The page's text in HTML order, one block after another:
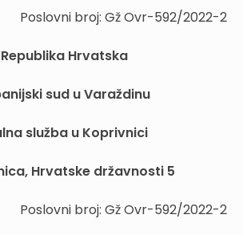
Poslovni broj: Gž Ovr-592/2022-2
Republika Hrvatska
sud u Varaždinu
služba u Koprivnici
Hrvatske državnosti 5
Poslovni broj: Gž Ovr-592/2022-2